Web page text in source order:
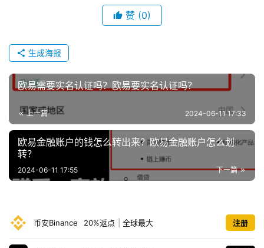
赞 (0)
生成海报
欧易需要实名认证吗？欧易要实名认证吗？
上一篇 2024-06-11 17:33
欧易金融账户的钱怎么转出来？欧易金融账户怎么划
转？
下一篇
2024-06-11 17:55
币安Binance 20%返点 全球最大 注册